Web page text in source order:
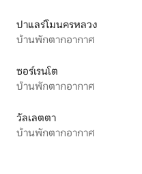
ปาแลร์โมนครหลวง
บ้านพักตากอากาศ
ซอร์เรนโต
บ้านพักตากอากาศ
วัลเลตตา
บ้านพักตากอากาศ